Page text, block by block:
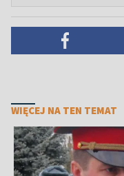
WIĘCEJ NA TEN TEMAT